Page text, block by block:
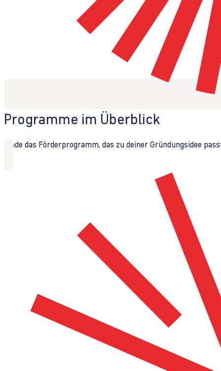
Programme im Überblick
Finde das Förderprogramm, das zu deiner Gründungsidee